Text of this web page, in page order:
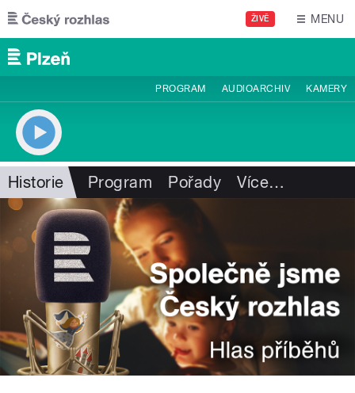
Přejít k hlavnímu obsahu
ŽIVĚ MENU
PROGRAM AUDIOARCHIV KAMERY
Historie Program Pořady Více…